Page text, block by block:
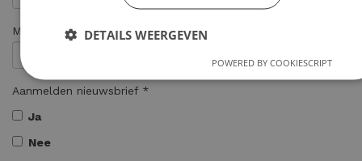
Mijn zoon/dochter zit in:
Aanmelden nieuwsbrief *
Ja
Nee
DETAILS WEERGEVEN
POWERED BY COOKIESCRIPT